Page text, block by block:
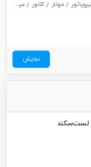
مونار کانور میسور
نمایش
لست‌سکند